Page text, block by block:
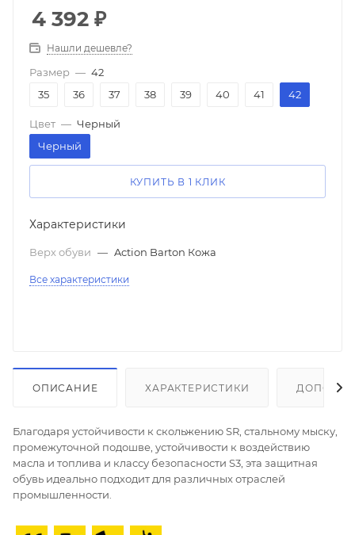
4 392 ₽
Нашли дешевле?
Размер — 42
35
36 37 38 39 40 41 42
Цвет — Черный
Черный
КУПИТЬ В 1 КЛИК
Характеристики
Верх обуви — Action Barton Кожа
Все характеристики
ОПИСАНИЕ ХАРАКТЕРИСТИКИ
Благодаря устойчивости к скольжению SR, стальному мыску,
промежуточной подошве, устойчивости к воздействию
масла и топлива и классу безопасности S3, эта защитная
обувь идеально подходит для различных отраслей
промышленности.